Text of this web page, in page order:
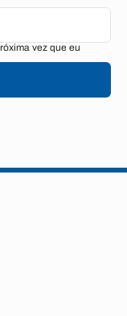
vez que eu